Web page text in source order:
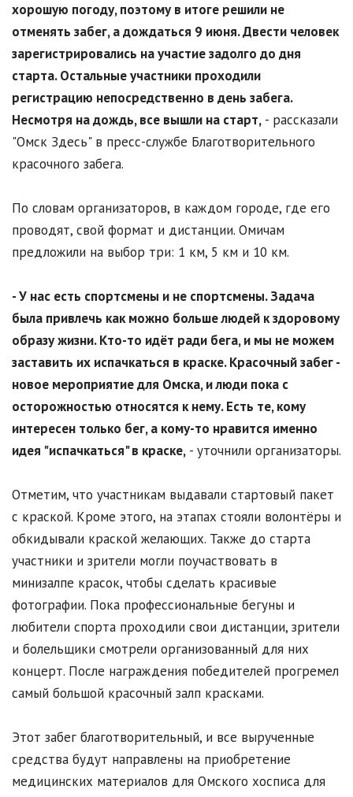
хорошую погоду, поэтому в итоге решили не
отменять забег, а дождаться 9 июня. Двести человек
зарегистрировались на участие задолго до дня
старта. Остальные участники проходили
регистрацию непосредственно в день забега.
Несмотря на дождь, все вышли на старт, - рассказали
"Омск Здесь" в пресс-службе Благотворительного
красочного забега.
По словам организаторов, в каждом городе, где его
проводят, свой формат и дистанции. Омичам
предложили на выбор три: 1 км, 5 км и 10 км.
- У нас есть спортсмены и не спортсмены. Задача
была привлечь как можно больше людей к здоровому
образу жизни. Кто-то идёт ради бега, и мы не можем
заставить их испачкаться в краске. Красочный забег -
новое мероприятие для Омска, и люди пока с
осторожностью относятся к нему. Есть те, кому
интересен только бег, а кому-то нравится именно
идея "испачкаться" в краске, - уточнили организаторы.
Отметим, что участникам выдавали стартовый пакет
с краской. Кроме этого, на этапах стояли волонтёры и
обкидывали краской желающих. Также до старта
участники и зрители могли поучаствовать в
минизалпе красок, чтобы сделать красивые
фотографии. Пока профессиональные бегуны и
любители спорта проходили свои дистанции, зрители
и болельщики смотрели организованный для них
концерт. После награждения победителей прогремел
самый большой красочный залп красками.
Этот забег благотворительный, и все вырученные
средства будут направлены на приобретение
медицинских материалов для Омского хосписа для